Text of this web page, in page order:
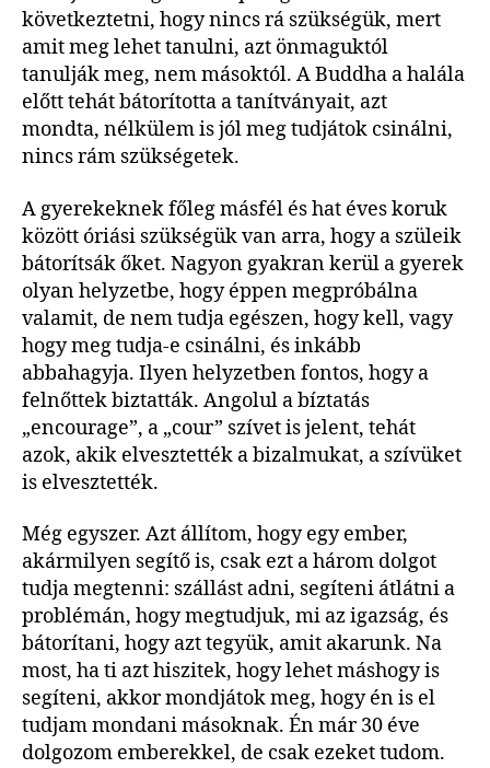
következtetni, hogy nincs rá szükségük, mert
amit meg lehet tanulni, azt önmaguktól
tanulják meg, nem másoktól. A Buddha a halála
előtt tehát bátorította a tanítványait, azt
mondta, nélkülem is jól meg tudjátok csinálni,
nincs rám szükségetek.
A gyerekeknek főleg másfél és hat éves koruk
között óriási szükségük van arra, hogy a szüleik
bátorítsák őket. Nagyon gyakran kerül a gyerek
olyan helyzetbe, hogy éppen megpróbálna
valamit, de nem tudja egészen, hogy kell, vagy
hogy meg tudja-e csinálni, és inkább
abbahagyja. Ilyen helyzetben fontos, hogy a
felnőttek biztatták. Angolul a bíztatás
„encourage”, a „cour” szívet is jelent, tehát
azok, akik elvesztették a bizalmukat, a szívüket
is elvesztették.
Még egyszer. Azt állítom, hogy egy ember,
akármilyen segítő is, csak ezt a három dolgot
tudja megtenni: szállást adni, segíteni átlátni a
problémán, hogy megtudjuk, mi az igazság, és
bátorítani, hogy azt tegyük, amit akarunk. Na
most, ha ti azt hiszitek, hogy lehet máshogy is
segíteni, akkor mondjátok meg, hogy én is el
tudjam mondani másoknak. Én már 30 éve
dolgozom emberekkel, de csak ezeket tudom.